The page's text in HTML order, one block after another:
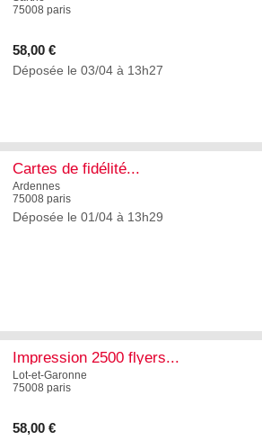
75008 paris
58,00 €
Déposée le 03/04 à 13h27
Cartes de fidélité...
Ardennes
75008 paris
Déposée le 01/04 à 13h29
Impression 2500 flyers...
Lot-et-Garonne
75008 paris
58,00 €